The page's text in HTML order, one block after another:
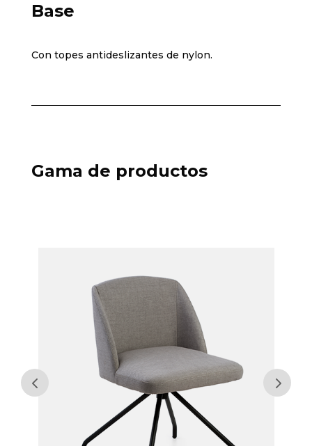
Base
Con topes antideslizantes de nylon.
Gama de productos